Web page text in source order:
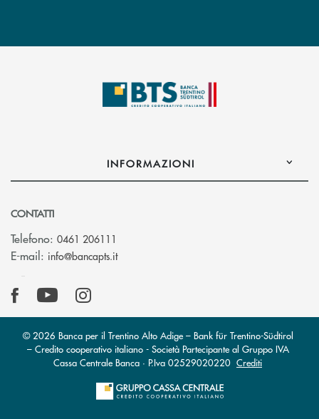
INFORMAZIONI
CONTATTI
Telefono: 0461 206111
E-mail: info@bancapts.it(si apre l’app di posta elettronica)
© 2026 Banca per il Trentino Alto Adige – Bank für Trentino-Südtirol
– Credito cooperativo italiano - Società Partecipante al Gruppo IVA
Cassa Centrale Banca · P.Iva 02529020220 Crediti